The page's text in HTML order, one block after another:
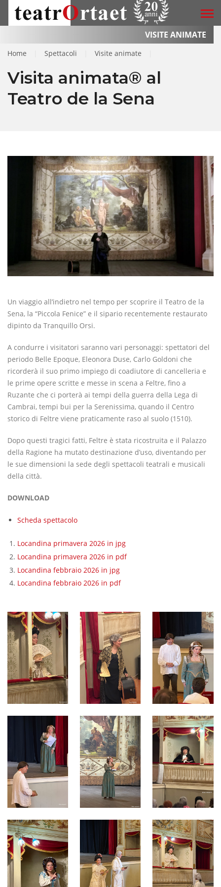
VISITE ANIMATE
Home Spettacoli Visite animate
Visita animata® al
Teatro de la Sena
Un viaggio all’indietro nel tempo per scoprire il Teatro de la
Sena, la “Piccola Fenice” e il sipario recentemente restaurato
dipinto da Tranquillo Orsi.
A condurre i visitatori saranno vari personaggi: spettatori del
periodo Belle Epoque, Eleonora Duse, Carlo Goldoni che
ricorderà il suo primo impiego di coadiutore di cancelleria e
le prime opere scritte e messe in scena a Feltre, fino a
Ruzante che ci porterà ai tempi della guerra della Lega di
Cambrai, tempi bui per la Serenissima, quando il Centro
storico di Feltre viene praticamente raso al suolo (1510).
Dopo questi tragici fatti, Feltre è stata ricostruita e il Palazzo
della Ragione ha mutato destinazione d’uso, diventando per
le sue dimensioni la sede degli spettacoli teatrali e musicali
della città.
DOWNLOAD
Scheda spettacolo
Locandina primavera 2026 in jpg
Locandina primavera 2026 in pdf
Locandina febbraio 2026 in jpg
Locandina febbraio 2026 in pdf